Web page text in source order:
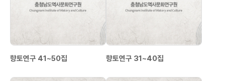
향토연구 41~50집 향토연구 31~40집